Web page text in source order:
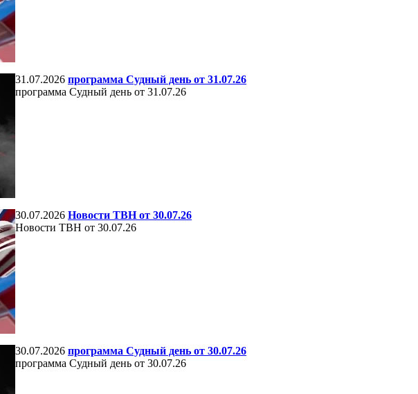
31.07.2026 программа Судный день от 31.07.26
программа Судный день от 31.07.26
30.07.2026 Новости ТВН от 30.07.26
Новости ТВН от 30.07.26
30.07.2026 программа Судный день от 30.07.26
программа Судный день от 30.07.26